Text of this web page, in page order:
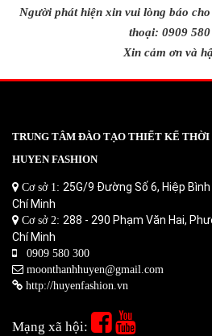
Người phát hiện xin vui lòng báo
thoại: 0909
Xin cảm ơn và
TRUNG TÂM ĐÀO TẠO THIẾT KẾ THỜI
HUYEN FASHION
Cơ sở 1: 25G/9 Đường Số 6, Hiệp
Chí Minh
Cơ sở 2: 288 - 290 Phạm Văn Hai,
Chí Minh
0909 580 300
moonthanhhuyen@gmail.com
http://huyenfashion.vn
Mạng xã hội: